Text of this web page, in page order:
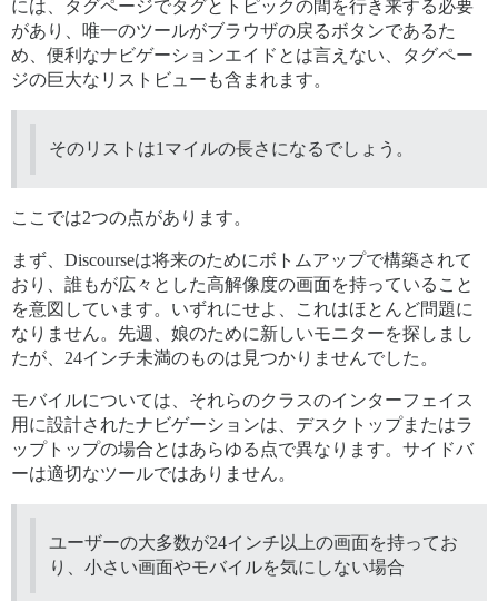
には、タグページでタグとトピックの間を行き来する必要
があり、唯一のツールがブラウザの戻るボタンであるた
め、便利なナビゲーションエイドとは言えない、タグペー
ジの巨大なリストビューも含まれます。
そのリストは1マイルの長さになるでしょう。
ここでは2つの点があります。
まず、Discourseは将来のためにボトムアップで構築されて
おり、誰もが広々とした高解像度の画面を持っていること
を意図しています。いずれにせよ、これはほとんど問題に
なりません。先週、娘のために新しいモニターを探しまし
たが、24インチ未満のものは見つかりませんでした。
モバイルについては、それらのクラスのインターフェイス
用に設計されたナビゲーションは、デスクトップまたはラ
ップトップの場合とはあらゆる点で異なります。サイドバ
ーは適切なツールではありません。
ユーザーの大多数が24インチ以上の画面を持ってお
り、小さい画面やモバイルを気にしない場合